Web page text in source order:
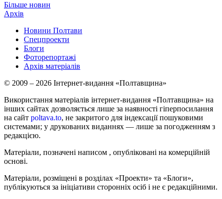
Більше новин
Архів
Новини Полтави
Спецпроекти
Блоги
Фоторепортажі
Архів матеріалів
© 2009 – 2026 Інтернет-видання «Полтавщина»
Використання матеріалів інтернет-видання «Полтавщина» на
інших сайтах дозволяється лише за наявності гіперпосилання
на сайт poltava.to, не закритого для індексації пошуковими
системами; у друкованих виданнях — лише за погодженням з
редакцією.
Матеріали, позначені написом , опубліковані на комерційній
основі.
Матеріали, розміщені в розділах «Проекти» та «Блоги»,
публікуються за ініціативи сторонніх осіб і не є редакційними.